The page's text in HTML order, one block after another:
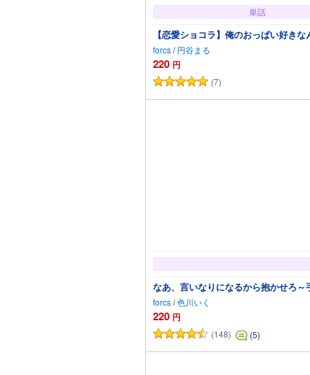
単話
【恋愛ショコラ】俺のおっぱい好き
forcs/ 円谷まる
220 円
(7)
なあ、言いなりになるから抱かせろ
forcs/色川いく
220 円
(148) (5)